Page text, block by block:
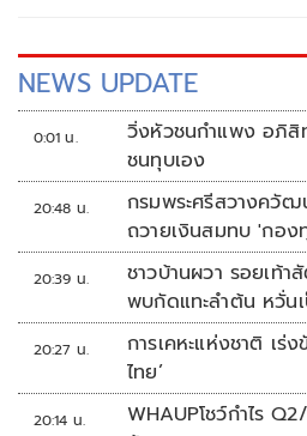
NEWS UPDATE
0:01 น.
วิ่งหัวชนกำแพง อภิสิทธิ์ชน 'พรรคส้
ชนทุบเอง
20:48 น.
กรมพระศรีสวางควัฒ
ถวายเงินสมทบ 'กอ
20:39 น.
ชาวบ้านผวา รอยเท้
พบกัดแทะลำต้น หวั่น
20:27 น.
การเคหะแห่งชาติ เร่
ไทย’
20:14 น.
WHAUPโชว์กำไร